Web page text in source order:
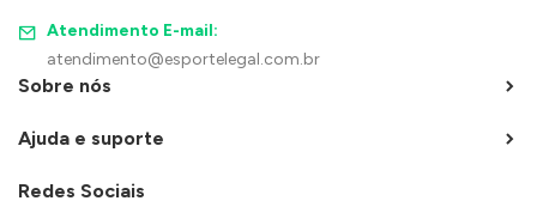
Atendimento E-mail:
atendimento@esportelegal.com.br
Sobre nós
Ajuda e suporte
Redes Sociais